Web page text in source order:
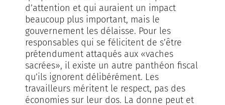
d’attention et qui auraient un impact
beaucoup plus important, mais le
gouvernement les délaisse. Pour les
responsables qui se félicitent de s’être
prétendument attaqués aux «vaches
sacrées», il existe un autre panthéon fiscal
qu’ils ignorent délibérément. Les
travailleurs méritent le respect, pas des
économies sur leur dos. La donne peut et